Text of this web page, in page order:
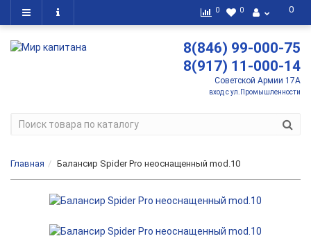
0
0 0
8(846) 99-000-75
8(917) 11-000-14
Советской Армии 17А
вход с ул.Промышленности
Главная Балансир Spider Pro неоснащенный mod.10